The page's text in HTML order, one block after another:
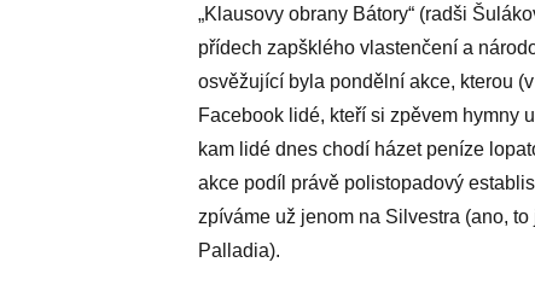
„Klausovy obrany Bátory“ (radši
přídech zapšklého vlastenčení a
osvěžující byla pondělní akce, kterou
Facebook lidé, kteří si zpěvem hymny
kam lidé dnes chodí házet peníze
akce podíl právě polistopadový
zpíváme už jenom na Silvestra (ano,
Palladia).